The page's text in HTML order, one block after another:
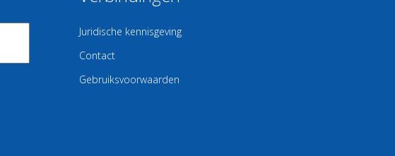
Juridische kennisgeving
Contact
Gebruiksvoorwaarden